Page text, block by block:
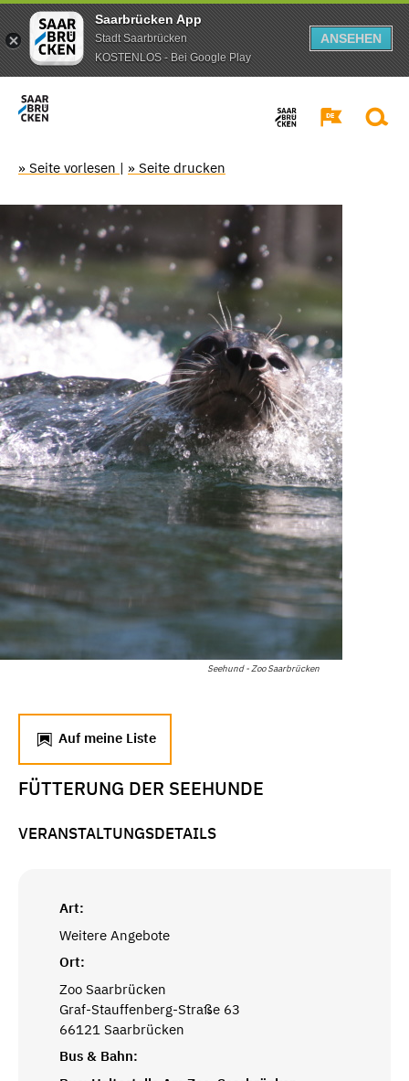
Saarbrücken App
Stadt Saarbrücken
KOSTENLOS - Bei Google Play
ANSEHEN
» Seite vorlesen | » Seite drucken
Seehund - Zoo Saarbrücken
Auf meine Liste
FÜTTERUNG DER SEEHUNDE
VERANSTALTUNGSDETAILS
Art:
Weitere Angebote
Ort:
Zoo Saarbrücken
Graf-Stauffenberg-Straße 63
66121 Saarbrücken
Bus & Bahn: